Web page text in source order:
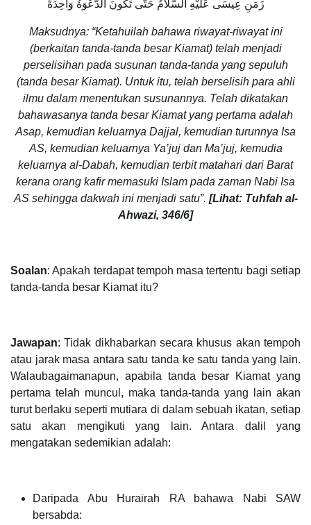
زَمَنِ عِيسَى عَلَيْهِ السَّلَامُ حَتَّى تَكُونَ الدَّعْوَةُ وَاحِدَةً
Maksudnya: “Ketahuilah bahawa riwayat-riwayat ini
(berkaitan tanda-tanda besar Kiamat) telah menjadi
perselisihan pada susunan tanda-tanda yang sepuluh
(tanda besar Kiamat). Untuk itu, telah berselisih para ahli
ilmu dalam menentukan susunannya. Telah dikatakan
bahawasanya tanda besar Kiamat yang pertama adalah
Asap, kemudian keluarnya Dajjal, kemudian turunnya Isa
AS, kemudian keluarnya Ya’juj dan Ma’juj, kemudia
keluarnya al-Dabah, kemudian terbit matahari dari Barat
kerana orang kafir memasuki Islam pada zaman Nabi Isa
AS sehingga dakwah ini menjadi satu”. [Lihat: Tuhfah al-
Ahwazi, 346/6]
Soalan: Apakah terdapat tempoh masa tertentu bagi setiap
tanda-tanda besar Kiamat itu?
Jawapan: Tidak dikhabarkan secara khusus akan tempoh
atau jarak masa antara satu tanda ke satu tanda yang lain.
Walaubagaimanapun, apabila tanda besar Kiamat yang
pertama telah muncul, maka tanda-tanda yang lain akan
turut berlaku seperti mutiara di dalam sebuah ikatan, setiap
satu akan mengikuti yang lain. Antara dalil yang
mengatakan sedemikian adalah:
Daripada Abu Hurairah RA bahawa Nabi SAW
bersabda: